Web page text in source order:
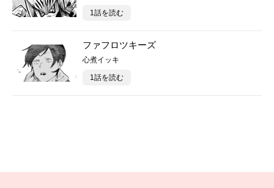
1話を読む
ファフロツキーズ
心煮イッキ
1話を読む